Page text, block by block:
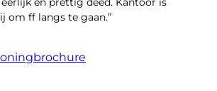
om ff langs te gaan.”